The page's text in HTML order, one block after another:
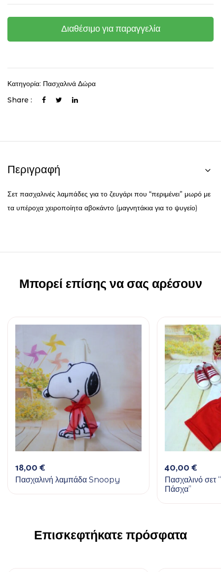
Διαθέσιμο για παραγγελία
Κατηγορία: Πασχαλινά Δώρα
Share :
Περιγραφή
Σετ πασχαλινές λαμπάδες για το ζευγάρι που “περιμένει” μωρό με
τα υπέροχα χειροποίητα αβοκάντο (μαγνητάκια για το ψυγείο)
Μπορεί επίσης να σας αρέσουν
18,00€
Πασχαλινή λαμπάδα Snoopy
40,00€
Πασχαλινό σετ
Πάσχα”
Επισκεφτήκατε πρόσφατα